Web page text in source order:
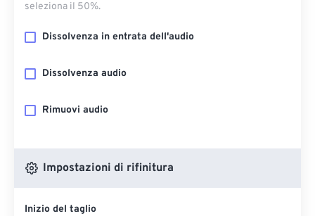
seleziona il 50%.
Dissolvenza in entrata dell'audio
Dissolvenza audio
Rimuovi audio
Impostazioni di rifinitura
Inizio del taglio